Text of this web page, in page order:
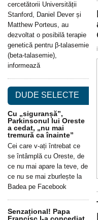
cercetătorii Universității
Stanford, Daniel Dever și
Matthew Porteus, au
dezvoltat o posibilă terapie
genetică pentru β-talasemie
(beta-talasemie),
informează
DUDE SELECTE
Cu „siguranșă”,
Parkinsonul lui Oreste
a cedat, „nu mai
tremură ca înainte”
Cei care v-ați întrebat ce
se întâmplă cu Oreste, de
ce nu mai apare la teve, de
ce nu se mai zburlește la
Badea pe Facebook
Senzațional! Papa